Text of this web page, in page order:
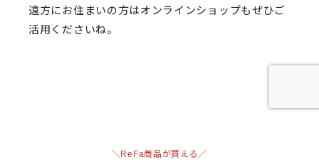
遠方にお住まいの方はオンラインショップもぜひご
活用くださいね。
＼ReFa商品が買える／